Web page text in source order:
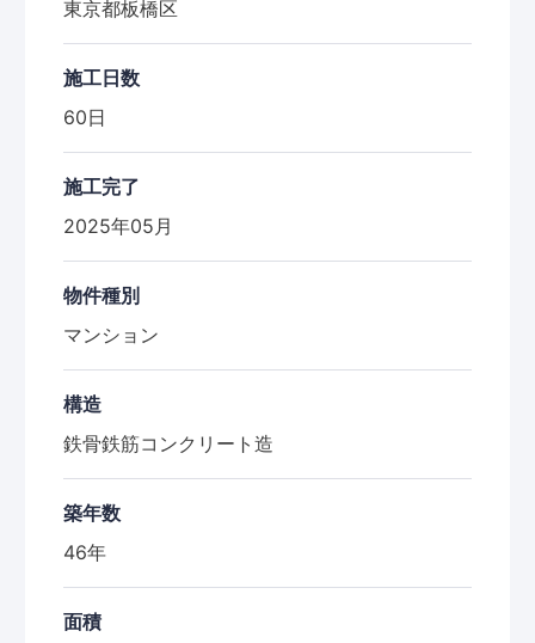
東京都板橋区
施工日数
60日
施工完了
2025年05月
物件種別
マンション
構造
鉄骨鉄筋コンクリート造
築年数
46年
面積